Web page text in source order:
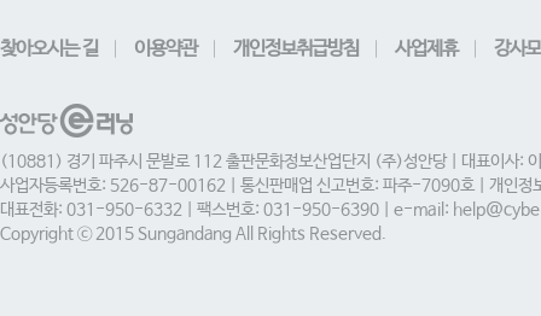
찾아오시는 길 이용약관 개인정보취급방침 사업제휴 강사
(10881) 경기 파주시 문발로 112 출판문화정보산업단지 (주)성안당 | 대표이사:
사업자등록번호: 526-87-00162 | 통신판매업 신고번호: 파주-7090호 | 개인정
대표전화: 031-950-6332 | 팩스번호: 031-950-6390 | e-mail:
Copyright ⓒ 2015 Sungandang All Rights Reserved.